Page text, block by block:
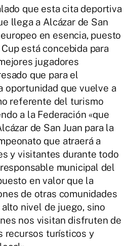
que esta cita deportiva
llega a Alcázar de San
en esencia, puesto
está concebida para
jugadores
que para el
oportunidad que vuelve a
referente del turismo
a la Federación «que
de San Juan para la
que atraerá a
y visitantes durante todo
municipal del
en valor que la
de otras comunidades
nivel de juego, sino
nos visitan disfruten de
recursos turísticos y